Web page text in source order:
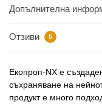
Допълнителна
Отзиви 5
Екопроп-NX е
съхраняване на
продукт е много